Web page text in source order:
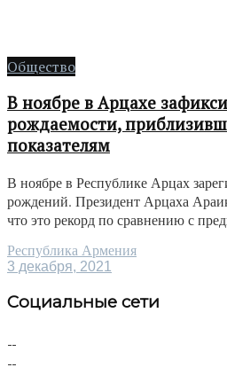
Общество
В ноябре в Арцахе
рождаемости,
показателям
В ноябре в Республике Арцах
рождений. Президент Арцаха
что это рекорд по сравнению с
Республика Армения
3 декабря, 2021
Социальные сети